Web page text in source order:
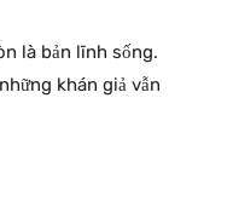
là bản lĩnh sống.
khán giả vẫn